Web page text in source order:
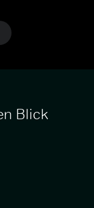
Blick